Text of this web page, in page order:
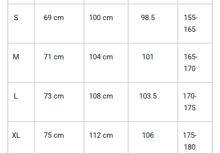
S 69 cm 100 cm 98.5
155-
165
M 71 cm 104 cm 101
165-
170
L 73 cm 108 cm 103.5
170-
175
XL 75 cm 112 cm 106
175-
180